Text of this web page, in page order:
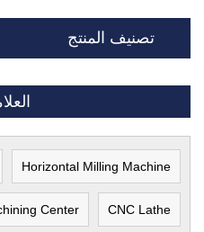
تصنيف المنتج
Horizontal Milling Machine
CNC Lathe
Center